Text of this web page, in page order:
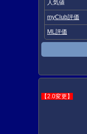
人気値
myClub評価
ML評価
【2.0変更】